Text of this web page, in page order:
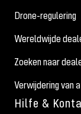
Drone-regulering
Wereldwijde
Zoeken naar
Verwijdering van
Hilfe &